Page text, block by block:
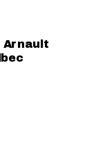
Arnault